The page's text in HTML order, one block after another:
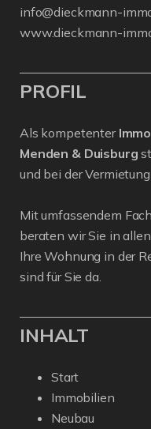
info@dieckmann-
www.dieckmann-
PROFIL
Als kompetenter
Menden & Duisburg
und bei der
Mit umfassendem
beraten wir Sie in
Ihre Wohnung in der
sind für Sie da.
INHALT
Start
Immobilien
Neubau